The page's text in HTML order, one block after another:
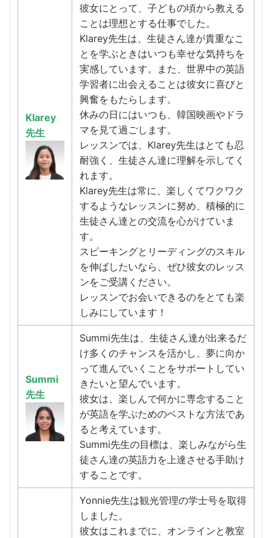
Klarey
先生
彼女にとって、子どもの頃から教える
ことは理想とする仕事でした。
Klarey先生は、生徒さん達が貴重なこ
とを学ぶときはいつも幸せな気持ちを
実感しています。また、世界中の英語
学習者に出会えることは彼女に喜びと
興奮をもたらします。
休みの日にはいつも、韓国映画やドラ
マを見て過ごします。
レッスンでは、Klarey先生はとても忍
耐強く、生徒さん達に理解を示してく
れます。
Klarey先生は常に、楽しくてワクワク
するようなレッスンに努め、積極的に
生徒さん達との交流を心がけていま
す。
スピーキングとリーディングのスキル
を伸ばしたいなら、ぜひ彼女のレッス
ンをご受講ください。
レッスンでお会いできるのをとても楽
しみにしています！
Summi
先生
Summi先生は、生徒さん達が出来るだ
け多くのチャンスを活かし、夢に向か
って進んでいくことをサポートしてい
きたいと望んでいます。
彼女は、楽しんで何かに専念すること
が英語を学ぶためのベストな方法であ
ると考えています。
Summi先生の目標は、楽しみながら生
徒さん達の英語力を上達させる手助け
することです。
Yonnie先生は観光管理の学士号を取得
しました。
彼女はこれまでに、オンラインと教室